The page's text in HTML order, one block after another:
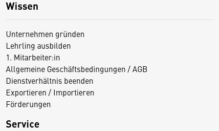
Wissen
Unternehmen gründen
Lehrling ausbilden
1. Mitarbeiter:in
Allgemeine Geschäftsbedingungen / AGB
Dienstverhältnis beenden
Exportieren / Importieren
Förderungen
Service